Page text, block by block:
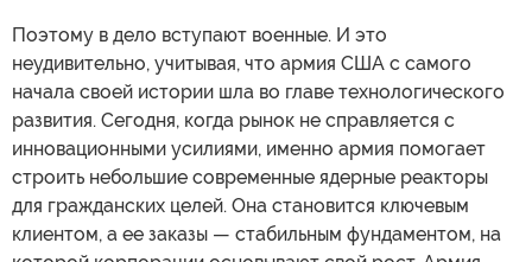
Поэтому в дело вступают военные. И это
неудивительно, учитывая, что армия США с самого
начала своей истории шла во главе технологического
развития. Сегодня, когда рынок не справляется с
инновационными усилиями, именно армия помогает
строить небольшие современные ядерные реакторы
для гражданских целей. Она становится ключевым
клиентом, а ее заказы — стабильным фундаментом, на